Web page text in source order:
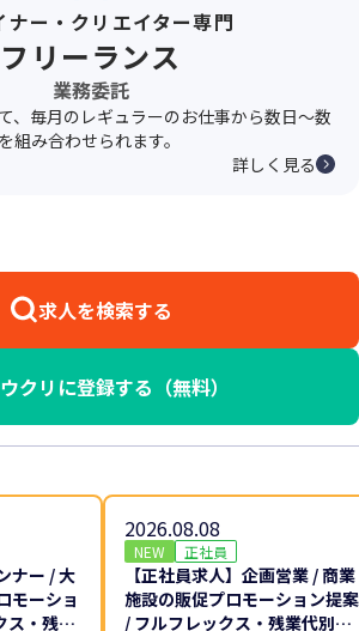
ナー・クリエイター専門
フリーランス
業務委託
、毎月のレギュラーのお仕事から数日〜数
組み合わせられます。
詳しく見る
求人を検索する
クリに登録する（無料）
ナー / 大
モーショ
ス・残業
2026.08.08
NEW 正社員
【正社員求人】企画営業 / 商業
施設の販促プロモーション提案
/ フルフレックス・残業代別途